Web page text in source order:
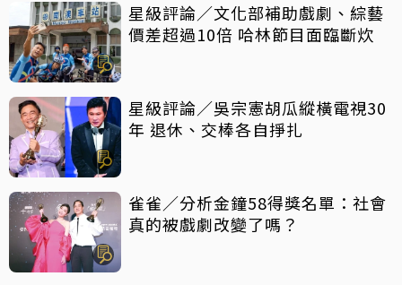
星級評論／文化部補助戲劇、綜藝
價差超過10倍 哈林節目面臨斷炊
星級評論／吳宗憲胡瓜縱橫電視30
年 退休、交棒各自掙扎
雀雀／分析金鐘58得獎名單：社會
真的被戲劇改變了嗎？